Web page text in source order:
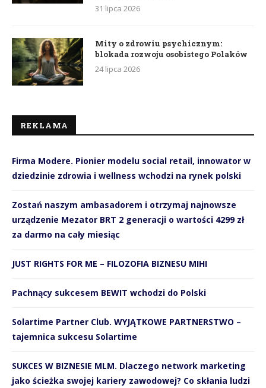
31 lipca 2026
Mity o zdrowiu psychicznym:
blokada rozwoju osobistego Polaków
24 lipca 2026
REKLAMA
Firma Modere. Pionier modelu social retail, innowator w
dziedzinie zdrowia i wellness wchodzi na rynek polski
Zostań naszym ambasadorem i otrzymaj najnowsze
urządzenie Mezator BRT 2 generacji o wartości 4299 zł
za darmo na cały miesiąc
JUST RIGHTS FOR ME – FILOZOFIA BIZNESU MIHI
Pachnący sukcesem BEWIT wchodzi do Polski
Solartime Partner Club. WYJĄTKOWE PARTNERSTWO –
tajemnica sukcesu Solartime
SUKCES W BIZNESIE MLM. Dlaczego network marketing
jako ścieżka swojej kariery zawodowej? Co skłania ludzi